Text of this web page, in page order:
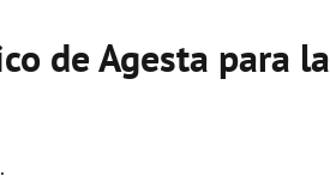
de Agesta para la
.